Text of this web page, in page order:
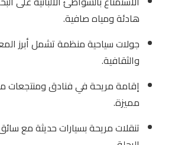
هادئة ومياه صافية.
جولات سياحية منظمة تشمل أبرز
والثقافية.
إقامة مريحة في فنادق ومنتجعات
مميزة.
تنقلات مريحة بسيارات حديثة مع